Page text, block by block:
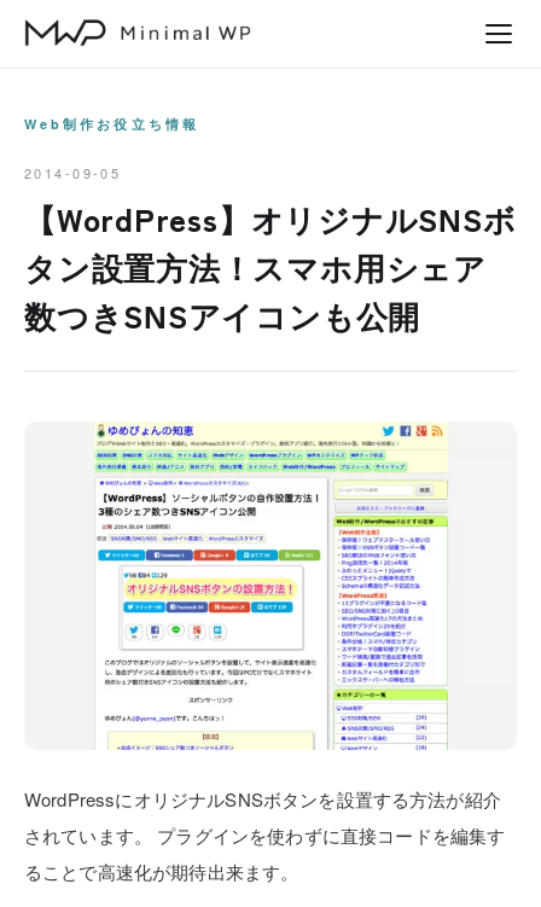
Web制作お役立ち情報
2014-09-05
【WordPress】オリジナルSNSボ
タン設置方法！スマホ用シェア
数つきSNSアイコンも公開
WordPressにオリジナルSNSボタンを設置する方法が紹介
されています。
プラグインを使わずに直接コードを編集す
ることで高速化が期待出来ます。